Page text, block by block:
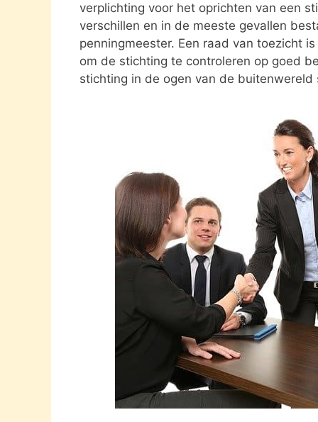
verplichting voor het oprichten van een
verschillen en in de meeste gevallen
penningmeester. Een raad van toezicht
om de stichting te controleren op goed
stichting in de ogen van de buitenwereld